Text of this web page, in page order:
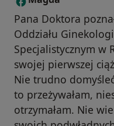
Pana Doktora
Oddziału
Specjalistycznym w
swojej pierwszej
Nie trudno
to przeżywałam,
otrzymałam. Nie